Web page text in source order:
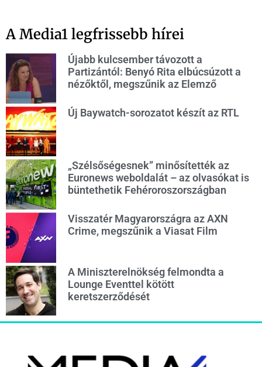
A Media1 legfrissebb hírei
Újabb kulcsember távozott a
Partizántól: Benyó Rita elbúcsúzott a
nézőktől, megszűnik az Elemző
Új Baywatch-sorozatot készít az RTL
„Szélsőségesnek” minősítették az
Euronews weboldalát – az olvasókat is
büntethetik Fehéroroszországban
Visszatér Magyarországra az AXN
Crime, megszűnik a Viasat Film
A Miniszterelnökség felmondta a
Lounge Eventtel kötött
keretszerződését